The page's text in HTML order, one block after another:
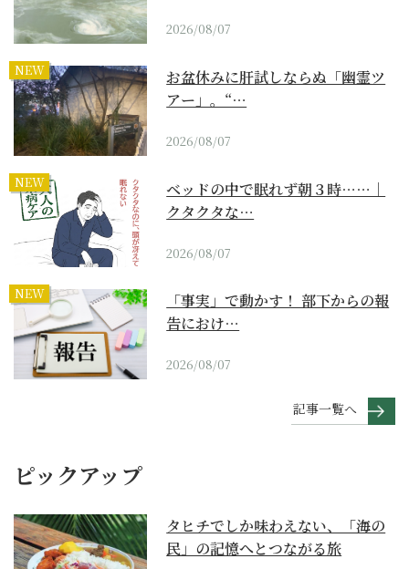
2026/08/07
NEW
お盆休みに肝試しならぬ「幽霊ツ
アー」。“…
2026/08/07
NEW
ベッドの中で眠れず朝３時……｜
クタクタな…
2026/08/07
NEW
「事実」で動かす！ 部下からの報
告におけ…
2026/08/07
記事一覧へ
ピックアップ
タヒチでしか味わえない、「海の
民」の記憶へとつながる旅